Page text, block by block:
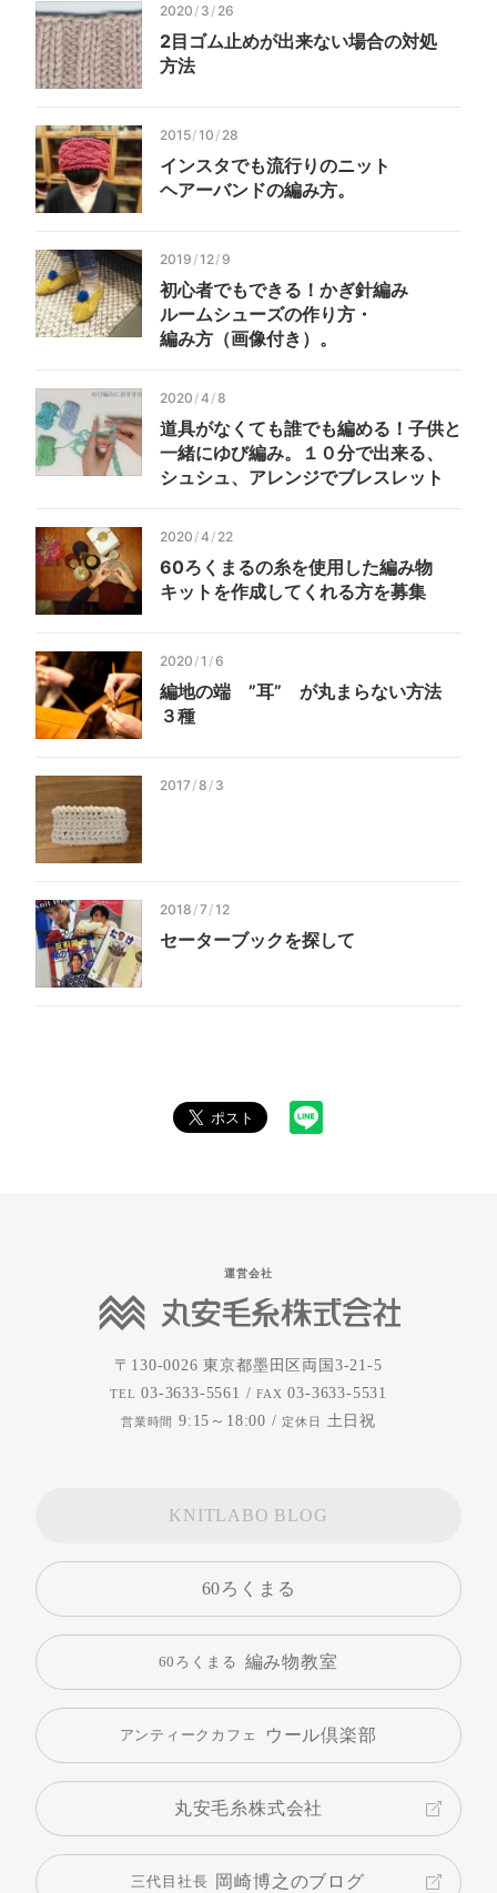
2020 / 3 / 26
2目ゴム止めが出来ない場合の対処
方法
2015/10 / 28
インスタでも流行りのニット
ヘアーバンドの編み方。
2019 /12/9
初心者でもできる！ かぎ針編み
ルームシューズの作り方・
編み方（画像付き） 。
2020 /4 /8
道具がなくても誰でも編める！ 子供と
一緒にゆび編み。
１０分で出来る、
シュシュ、 アレンジでブレスレット
2020 /4 / 22
60ろく まるの糸を使用した編み物
キットを作成してくれる方を募集
2020 /1 /6
編地の端 ”耳” が丸まらない方法
３種
2017/8 / 3
2018 /7/12
セーターブックを探して
運営会社
〒130-0026 東京都墨田区両国3-21-5
TEL 03-3633-5561 /FAX 03-3633-5531
営業時間 9:15～18:00 / 定休日 土日祝
KNITLABO BLOG
60ろくまる
60ろくまる 編み物教室
アンティークカフェ ウール倶楽部
丸安毛糸株式会社
三代目社長 岡崎博之のブログ